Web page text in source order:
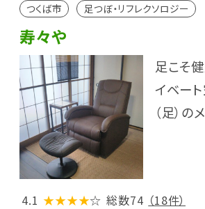
つくば市 足つぼ・リフレクソロジー
寿々や
足こそ
イベー
（足）の
4.1 ★★★★☆ 総数74 （18件）